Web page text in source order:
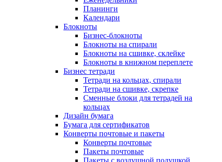
Планинги
Календари
Блокноты
Бизнес-блокноты
Блокноты на спирали
Блокноты на сшивке, склейке
Блокноты в книжном переплете
Бизнес тетради
Тетради на кольцах, спирали
Тетради на сшивке, скрепке
Сменные блоки для тетрадей на
кольцах
Дизайн бумага
Бумага для сертификатов
Конверты почтовые и пакеты
Конверты почтовые
Пакеты почтовые